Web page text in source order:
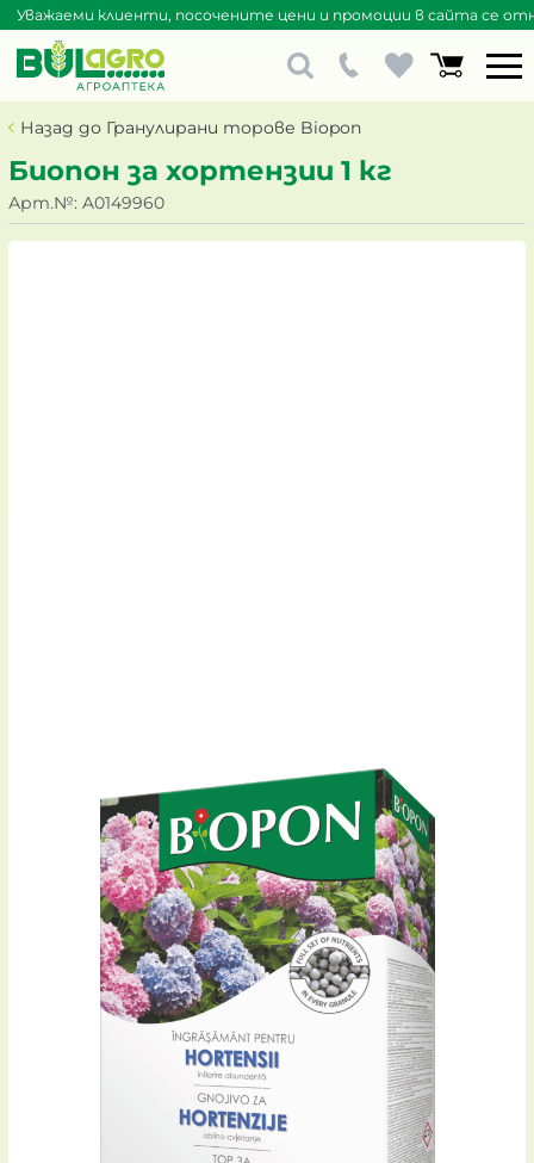
Уважаеми клиенти, посочените цени и промоции в сайта се
Назад до Гранулирани торове Biopon
Биопон за хортензии 1 кг
Арт.№: A0149960